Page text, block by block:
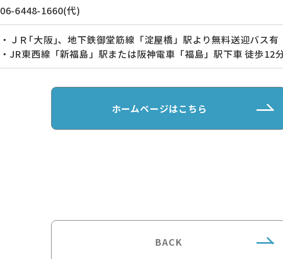
06-6448-1660(代)
・ＪＲ｢大阪｣、地下鉄御堂筋線「淀屋橋」駅より無料送迎バス有
・JR東西線「新福島」駅または阪神電車「福島」駅下車 徒歩12
ホームページはこちら
BACK